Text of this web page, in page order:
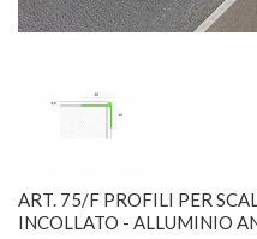
ART. 75/F PROFILI PER
INCOLLATO - ALLUMINIO